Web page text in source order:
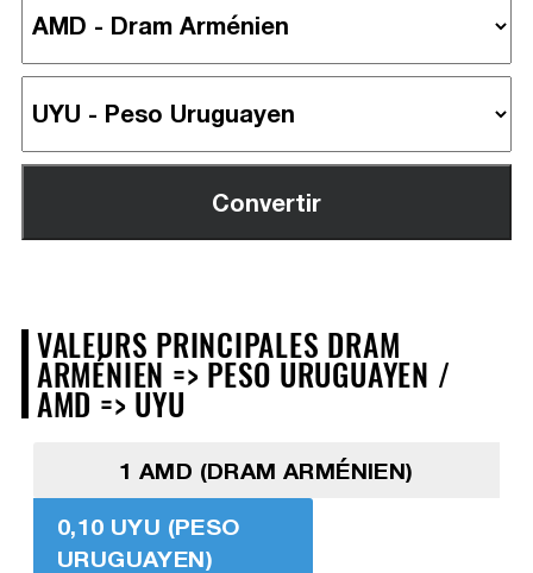
VALEURS PRINCIPALES DRAM
ARMÉNIEN => PESO URUGUAYEN /
AMD => UYU
1 AMD (DRAM ARMÉNIEN)
0,10 UYU (PESO
URUGUAYEN)